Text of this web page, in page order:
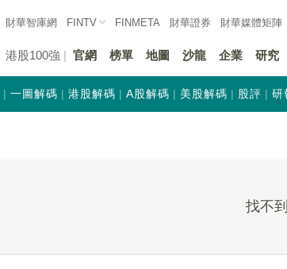
財華智庫網 FINTV FINMETA 財華證券 財華媒體矩陣
港股100強 官網 榜單 地圖 沙龍 企業 研究
一圖解碼 港股解碼 A股解碼 美股解碼 股評 研
找不